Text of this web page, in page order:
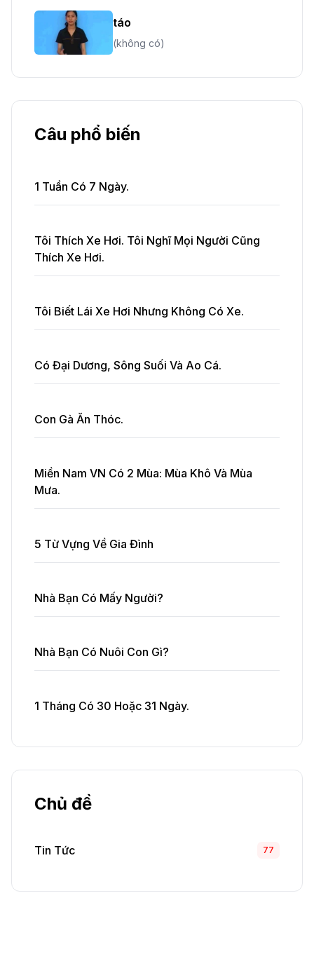
táo
(không có)
Câu phổ biến
1 Tuần Có 7 Ngày.
Tôi Thích Xe Hơi. Tôi Nghĩ Mọi Người Cũng
Thích Xe Hơi.
Tôi Biết Lái Xe Hơi Nhưng Không Có Xe.
Có Đại Dương, Sông Suối Và Ao Cá.
Con Gà Ăn Thóc.
Miền Nam VN Có 2 Mùa: Mùa Khô Và Mùa
Mưa.
5 Từ Vựng Về Gia Đình
Nhà Bạn Có Mấy Người?
Nhà Bạn Có Nuôi Con Gì?
1 Tháng Có 30 Hoặc 31 Ngày.
Chủ đề
Tin Tức 77